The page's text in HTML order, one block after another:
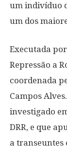
um indivíduo
um dos
Executada
Repressão a
coordenada
Campos
investigado
DRR, e que
a transeuntes